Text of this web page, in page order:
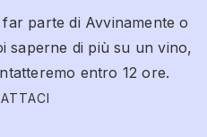
parte di Avvinamente o
saperne di più su un vino,
entro 12 ore.